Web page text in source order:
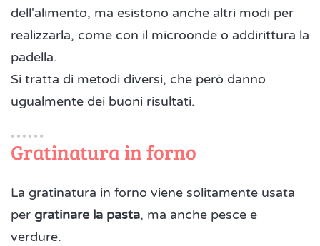
dell'alimento, ma esistono anche altri modi per
realizzarla, come con il microonde o addirittura la
padella.
Si tratta di metodi diversi, che però danno
ugualmente dei buoni risultati.
Gratinatura in forno
La gratinatura in forno viene solitamente usata
per gratinare la pasta, ma anche pesce e
verdure.